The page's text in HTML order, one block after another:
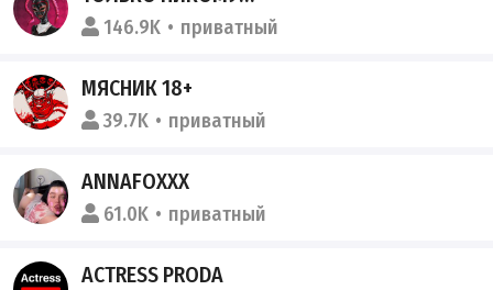
146.9K приватный
МЯСНИК 18+
39.7K приватный
ANNAFOXXX
61.0K приватный
ACTRESS PRODA